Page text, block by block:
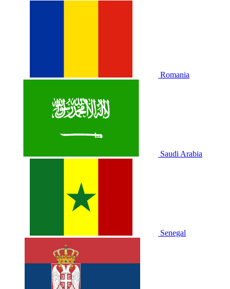
Romania
Saudi Arabia
Senegal